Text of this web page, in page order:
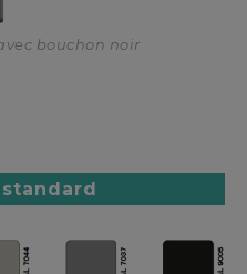
bouchon noir